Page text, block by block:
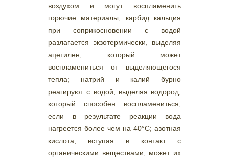
воздухом и могут воспламенить
горючие материалы; карбид кальция
при соприкосновении с водой
разлагается экзотермически, выделяя
ацетилен, который может
воспламениться от выделяющегося
тепла; натрий и калий бурно
реагируют с водой, выделяя водород,
который способен воспламениться,
если в результате реакции вода
нагреется более чем на 40°С; азотная
кислота, вступая в контакт с
органическими веществами, может их